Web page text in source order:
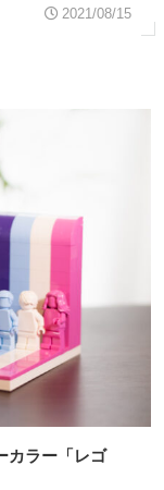
2021/08/15
カラー「レゴ